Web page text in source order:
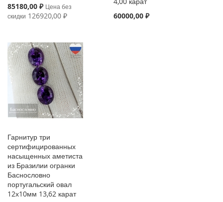
Special
85180,00 ₽ Цена без
скидки 126920,00 ₽
60000,00 ₽
Гарнитур три
сертифицированных
насыщенных аметиста
из Бразилии огранки
Баснословно
португальский овал
12х10мм 13,62 карат